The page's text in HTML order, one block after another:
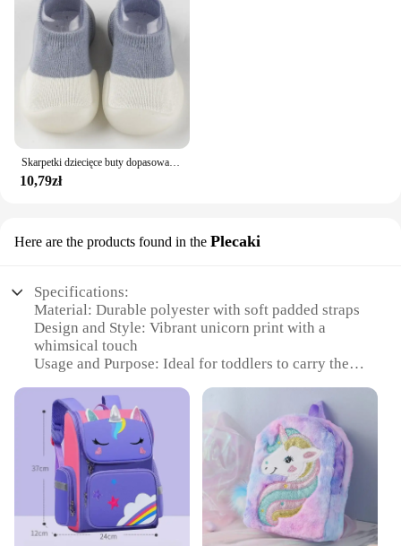
Skarpetki dziecięce buty dopasowane kolory niemowlęce urocze dziecięce buty dla chłopców lalki z miękkimi podeszwami dziecko Sneaker niemowlę BeBe dziewczynki pierwsze chodziki
10,79zł
Here are the products found in the Plecaki
Specifications:
Material: Durable polyester with soft padded straps
Design and Style: Vibrant unicorn print with a
whimsical touch
Usage and Purpose: Ideal for toddlers to carry their
Typical Adaptive Scenario: Perfect for school,
daycare, or playdates
Shape or Size or Weight or Quantity: Compact and
lightweight with a spacious interior
Performance and Property: Easy to clean and
maintain
Features: